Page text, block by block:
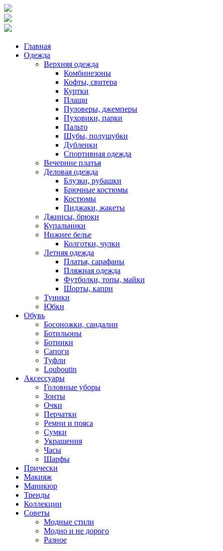
Главная
Одежда
Верхняя одежда
Комбинезоны
Кофты, свитера
Куртки
Плащи
Пуловеры, джемперы
Пуховики, парки
Пальто
Шубы, полушубки
Дубленки
Спортивная одежда
Вечерние платья
Деловая одежда
Блузки, рубашки
Брючные костюмы
Костюмы
Пиджаки, жакеты
Джинсы, брюки
Купальники
Нижнее белье
Колготки, чулки
Летняя одежда
Платья, сарафаны
Пляжная одежда
Футболки, топы, майки
Шорты, капри
Туники
Юбки
Обувь
Босоножки, сандалии
Ботильоны
Ботинки
Сапоги
Туфли
Louboutin
Аксессуары
Головные уборы
Зонты
Очки
Перчатки
Ремни и пояса
Сумки
Украшения
Часы
Шарфы
Прически
Макияж
Маникюр
Тренды
Коллекции
Советы
Модные стили
Модно и не дорого
Разное